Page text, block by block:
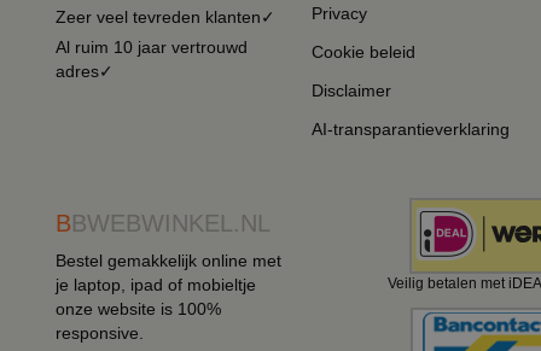
Zeer veel tevreden klanten✓
Al ruim 10 jaar vertrouwd
adres✓
Privacy
Cookie beleid
Disclaimer
AI-transparantieverklaring
BBWEBWINKEL.NL
Bestel gemakkelijk online met
je laptop, ipad of mobieltje
onze website is 100%
responsive.
Veilig betalen met